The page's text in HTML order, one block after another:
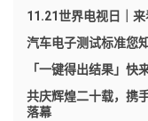
11.21世界电视日｜
汽车电子测试标准您
「一键得出结果」快
共庆辉煌二十载，携
落幕